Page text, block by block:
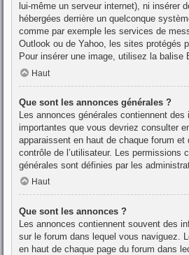
lui-même un serveur internet), ni insérer
hébergées derrière un quelconque
comme par exemple les services de
Outlook ou de Yahoo, les sites protégés
Pour insérer une image, utilisez la balise
Haut
Que sont les annonces générales ?
Les annonces générales contiennent
importantes que vous devriez consulter
apparaissent en haut de chaque forum et
contrôle de l’utilisateur. Les permissions
générales sont définies par les
Haut
Que sont les annonces ?
Les annonces contiennent souvent des
sur le forum dans lequel vous naviguez.
en haut de chaque page du forum dans